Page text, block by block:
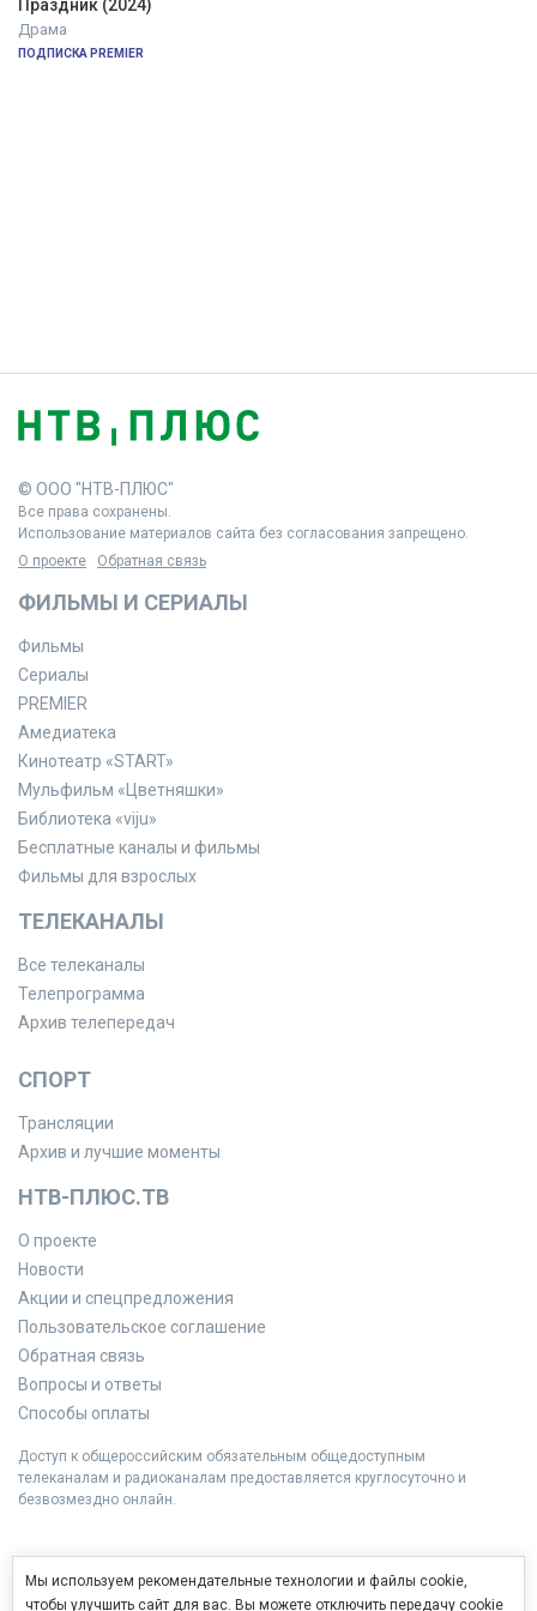
Праздник (2024)
Драма
ПОДПИСКА PREMIER
© ООО "НТВ-ПЛЮС"
Все права сохранены.
Использование материалов сайта без согласования запрещено.
О проекте
Обратная связь
ФИЛЬМЫ И СЕРИАЛЫ
Фильмы
Сериалы
PREMIER
Амедиатека
Кинотеатр «START»
Мульфильм «Цветняшки»
Библиотека «viju»
Бесплатные каналы и фильмы
Фильмы для взрослых
ТЕЛЕКАНАЛЫ
Все телеканалы
Телепрограмма
Архив телепередач
СПОРТ
Трансляции
Архив и лучшие моменты
НТВ-ПЛЮС.ТВ
О проекте
Новости
Акции и спецпредложения
Пользовательское соглашение
Обратная связь
Вопросы и ответы
Способы оплаты
Доступ к общероссийским обязательным общедоступным
телеканалам и радиоканалам предоставляется круглосуточно и
безвозмездно онлайн.
Мы используем рекомендательные технологии и файлы cookie,
чтобы улучшить сайт для вас. Вы можете отключить передачу cookie